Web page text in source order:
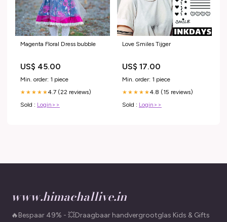
Magenta Floral Dress bubble
US$ 45.00
Min. order: 1 piece
★★★★★4.7 (22 reviews)
Sold : Login>>
Love Smiles Tijger
US$ 17.00
Min. order: 1 piece
★★★★★4.8 (15 reviews)
Sold : Login>>
www.himachallive.in
🔥Bespaar 49% - 💥Draagbaar handvergrootglas Kids & Gifts